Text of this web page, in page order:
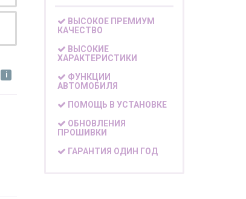
ВЫСОКОЕ ПРЕМИУМ
КАЧЕСТВО
ВЫСОКИЕ
ХАРАКТЕРИСТИКИ
ФУНКЦИИ
АВТОМОБИЛЯ
ПОМОЩЬ В УСТАНОВКЕ
ОБНОВЛЕНИЯ
ПРОШИВКИ
ГАРАНТИЯ ОДИН ГОД